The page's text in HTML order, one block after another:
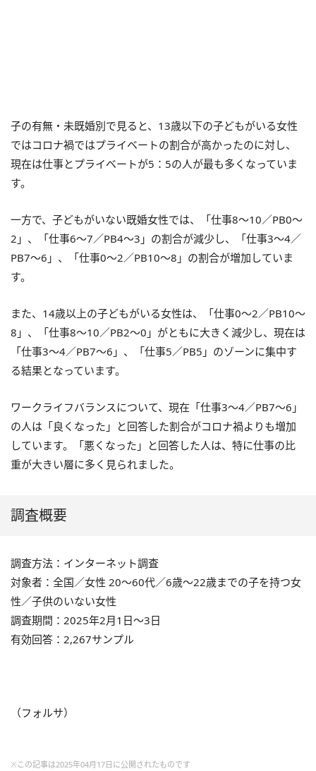
子の有無・未既婚別で見ると、13歳以下の子どもがいる女性
ではコロナ禍ではプライベートの割合が高かったのに対し、
現在は仕事とプライベートが5：5の人が最も多くなっていま
す。
一方で、子どもがいない既婚女性では、「仕事8～10／PB0～
2」、「仕事6～7／PB4～3」の割合が減少し、「仕事3～4／
PB7～6」、「仕事0～2／PB10～8」の割合が増加していま
す。
また、14歳以上の子どもがいる女性は、「仕事0～2／PB10～
8」、「仕事8～10／PB2～0」がともに大きく減少し、現在は
「仕事3～4／PB7～6」、「仕事5／PB5」のゾーンに集中す
る結果となっています。
ワークライフバランスについて、現在「仕事3～4／PB7～6」
の人は「良くなった」と回答した割合がコロナ禍よりも増加
しています。「悪くなった」と回答した人は、特に仕事の比
重が大きい層に多く見られました。
調査概要
調査方法：インターネット調査
対象者：全国／女性 20～60代／6歳～22歳までの子を持つ女
性／子供のいない女性
調査期間：2025年2月1日～3日
有効回答：2,267サンプル
（フォルサ）
※この記事は2025年04月17日に公開されたものです